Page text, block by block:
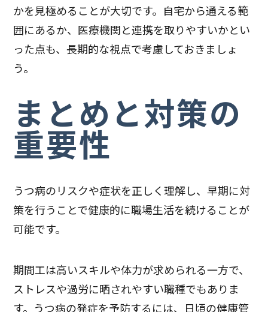
かを見極めることが大切です。自宅から通える範
囲にあるか、医療機関と連携を取りやすいかとい
った点も、長期的な視点で考慮しておきましょ
う。
まとめと対策の
重要性
うつ病のリスクや症状を正しく理解し、早期に対
策を行うことで健康的に職場生活を続けることが
可能です。
期間工は高いスキルや体力が求められる一方で、
ストレスや過労に晒されやすい職種でもありま
す。うつ病の発症を予防するには、日頃の健康管